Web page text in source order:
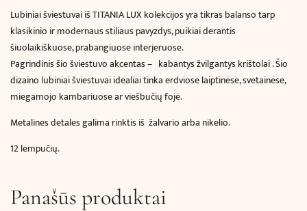
Lubiniai šviestuvai iš TITANIA LUX kolekcijos yra tikras balanso tarp
klasikinio ir modernaus stiliaus pavyzdys, puikiai derantis
šiuolaikiškuose, prabangiuose interjeruose.
Pagrindinis šio šviestuvo akcentas – kabantys žvilgantys krištolai . Šio
dizaino lubiniai šviestuvai idealiai tinka erdviose laiptinėse, svetainėse,
miegamojo kambariuose ar viešbučių fojė.
Metalines detales galima rinktis iš žalvario arba nikelio.
12 lempučių.
Panašūs produktai